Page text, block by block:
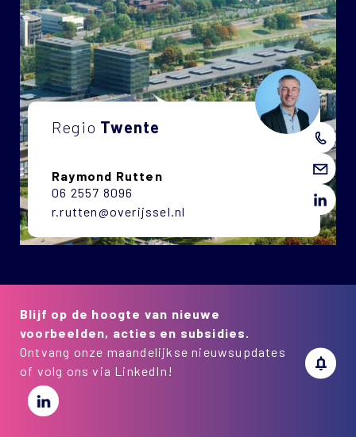
Regio Twente
Raymond Rutten
06 2557 8096
r.rutten@overijssel.nl
Blijf op de hoogte van nieuwe
voorbeelden, acties en subsidies.
Ontvang onze maandelijkse nieuwsupdates
of volg ons via LinkedIn!